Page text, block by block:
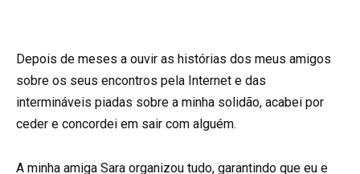
Depois de meses a ouvir as histórias dos meus amigos
sobre os seus encontros pela Internet e das
intermináveis piadas sobre a minha solidão, acabei por
ceder e concordei em sair com alguém.
A minha amiga Sara organizou tudo, garantindo que eu e